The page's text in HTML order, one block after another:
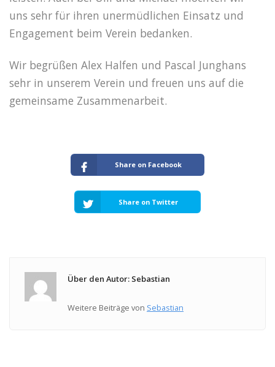
uns sehr für ihren unermüdlichen Einsatz und
Engagement beim Verein bedanken.
Wir begrüßen Alex Halfen und Pascal Junghans
sehr in unserem Verein und freuen uns auf die
gemeinsame Zusammenarbeit.
Share on Facebook
Share on Twitter
Über den Autor: Sebastian
Weitere Beiträge von Sebastian